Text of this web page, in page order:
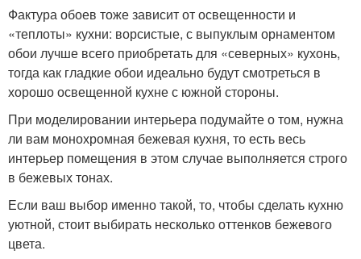
Фактура обоев тоже зависит от освещенности и
«теплоты» кухни: ворсистые, с выпуклым орнаментом
обои лучше всего приобретать для «северных» кухонь,
тогда как гладкие обои идеально будут смотреться в
хорошо освещенной кухне с южной стороны.
При моделировании интерьера подумайте о том, нужна
ли вам монохромная бежевая кухня, то есть весь
интерьер помещения в этом случае выполняется строго
в бежевых тонах.
Если ваш выбор именно такой, то, чтобы сделать кухню
уютной, стоит выбирать несколько оттенков бежевого
цвета.